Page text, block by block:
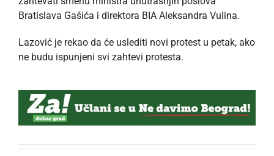
Bratislava Gašića i direktora BIA Aleksandra Vulina.
Lazović je rekao da će uslediti novi protest u petak, ako
ne budu ispunjeni svi zahtevi protesta.